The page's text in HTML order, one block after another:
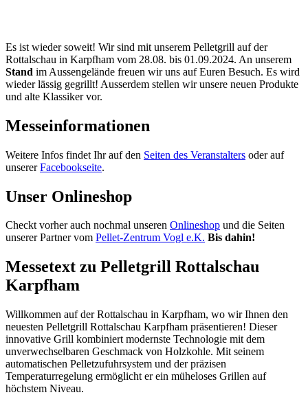
Es ist wieder soweit! Wir sind mit unserem Pelletgrill auf der
Rottalschau in Karpfham vom 28.08. bis 01.09.2024. An unserem
Stand im Aussengelände freuen wir uns auf Euren Besuch. Es wird
wieder lässig gegrillt! Ausserdem stellen wir unsere neuen Produkte
und alte Klassiker vor.
Messeinformationen
Weitere Infos findet Ihr auf den Seiten des Veranstalters oder auf
unsererFacebookseite.
Unser Onlineshop
Checkt vorher auch nochmal unseren Onlineshop und die Seiten
unserer Partner vom Pellet-Zentrum Vogl e.K. Bis dahin!
Messetext zu Pelletgrill Rottalschau
Karpfham
Willkommen auf der Rottalschau in Karpfham, wo wir Ihnen den
neuesten Pelletgrill Rottalschau Karpfham präsentieren! Dieser
innovative Grill kombiniert modernste Technologie mit dem
unverwechselbaren Geschmack von Holzkohle. Mit seinem
automatischen Pelletzufuhrsystem und der präzisen
Temperaturregelung ermöglicht er ein müheloses Grillen auf
höchstem Niveau.